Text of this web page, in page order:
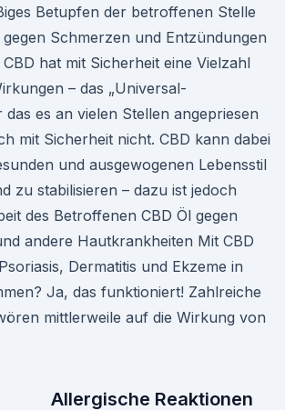
Betupfen der betroffenen Stelle
gegen Schmerzen und Entzündungen
CBD hat mit Sicherheit eine Vielzahl
– das „Universal-
das es an vielen Stellen angepriesen
mit Sicherheit nicht. CBD kann dabei
und ausgewogenen Lebensstil
zu stabilisieren – dazu ist jedoch
des Betroffenen CBD Öl gegen
andere Hautkrankheiten Mit CBD
Dermatitis und Ekzeme in
Ja, das funktioniert! Zahlreiche
mittlerweile auf die Wirkung von
Allergische Reaktionen